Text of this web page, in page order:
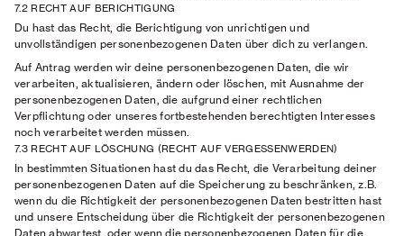
7.2 RECHT AUF BERICHTIGUNG
Du hast das Recht, die Berichtigung von unrichtigen und
unvollständigen personenbezogenen Daten über dich zu verlangen.
Auf Antrag werden wir deine personenbezogenen Daten, die wir
verarbeiten, aktualisieren, ändern oder löschen, mit Ausnahme der
personenbezogenen Daten, die aufgrund einer rechtlichen
Verpflichtung oder unseres fortbestehenden berechtigten Interesses
noch verarbeitet werden müssen.
7.3 RECHT AUF LÖSCHUNG (RECHT AUF VERGESSENWERDEN)
In bestimmten Situationen hast du das Recht, die Verarbeitung deiner
personenbezogenen Daten auf die Speicherung zu beschränken, z.B.
wenn du die Richtigkeit der personenbezogenen Daten bestritten hast
und unsere Entscheidung über die Richtigkeit der personenbezogenen
Daten abwartest, oder wenn die personenbezogenen Daten für die